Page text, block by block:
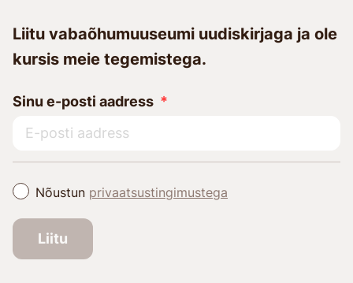
Liitu vabaõhumuuseumi uudiskirjaga ja ole
kursis meie tegemistega.
Sinu e-posti aadress
Nõustun privaatsustingimustega
Liitu